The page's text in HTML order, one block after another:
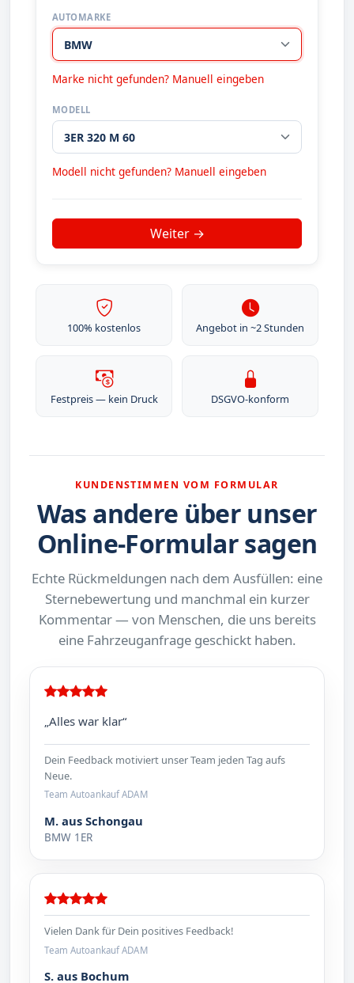
AUTOMARKE
Marke nicht gefunden? Manuell eingeben
MODELL
Modell nicht gefunden? Manuell eingeben
100% kostenlos Angebot in ~2 Stunden
Festpreis — kein Druck DSGVO-konform
KUNDENSTIMMEN VOM FORMULAR
Was andere über unser
Online-Formular sagen
Echte Rückmeldungen nach dem Ausfüllen: eine
Sternebewertung und manchmal ein kurzer
Kommentar — von Menschen, die uns bereits
eine Fahrzeuganfrage geschickt haben.
„Alles war klar“
Dein Feedback motiviert unser Team jeden Tag aufs
Neue.
Team Autoankauf ADAM
M. aus Schongau
BMW 1ER
Vielen Dank für Dein positives Feedback!
Team Autoankauf ADAM
S. aus Bochum